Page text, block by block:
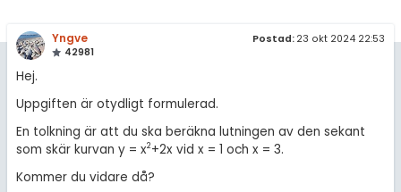
Yngve
42981
Postad: 23 okt 2024 22:53
Hej.
Uppgiften är otydligt formulerad.
En tolkning är att du ska beräkna lutningen av den sekant
som skär kurvan y = x2+2x vid x = 1 och x = 3.
Kommer du vidare då?
10 inloggade
högskolan
(mattedelen)
diskussioner
ämnen
diskussioner